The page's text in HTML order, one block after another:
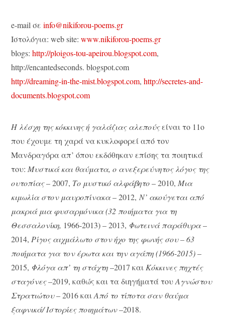
e-mail σεinfo@nikiforou-poems.gr
Ιστολόγια: web site:www.nikiforou-poems.gr
blogs:http://ploigos-tou-apeirou.blogspot.com,
http://encantedseconds. blogspot.com
http://dreaming-in-the-mist.blogspot.com,http://secretes-and-
documents.blogspot.com
Η λέσχη της κόκκινης ή γαλάζιας αλεπούςείναι το 11ο
που έχουμε τη χαρά να κυκλοφορεί από τον
Μανδραγόρα απ’ όπου εκδόθηκαν επίσης τα ποιητικά
του: Μυστικά και θαύματα, ο ανεξερεύνητος λόγος της
ουτοπίας– 2007, Το μυστικό αλφάβητο– 2010, Μια
κιμωλία στον μαυροπίνακα– 2012, Ν’ ακούγεται από
μακριά μια φυσαρμόνικα (32 ποιήματα για τη
Θεσσαλονίκη, 1966-2013) – 2013, Φωτεινά παράθυρα–
2014, Ρίγος αιχμάλωτο στον ήχο της φωνής σου – 63
ποιήματα για τον έρωτα και την αγάπη (1966-2015)–
2015, Φλόγα απ’ τη στάχτη–2017 και Κόκκινες πηχτές
σταγόνες–2019, καθώς και τα διηγήματά τουΑγνώστου
Στρατιώτου– 2016 καιΑπό το τίποτα σαν θαύμα
ξαφνικά/ Ιστορίες ποιημάτων–2018.